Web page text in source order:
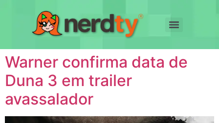
Warner confirma data de
Duna 3 em trailer
avassalador